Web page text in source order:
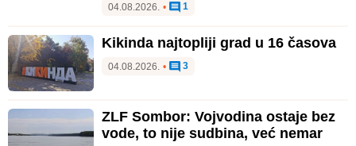
04.08.2026. • 1
Kikinda najtopliji grad u 16 časova
04.08.2026. • 3
ZLF Sombor: Vojvodina ostaje bez
vode, to nije sudbina, već nemar